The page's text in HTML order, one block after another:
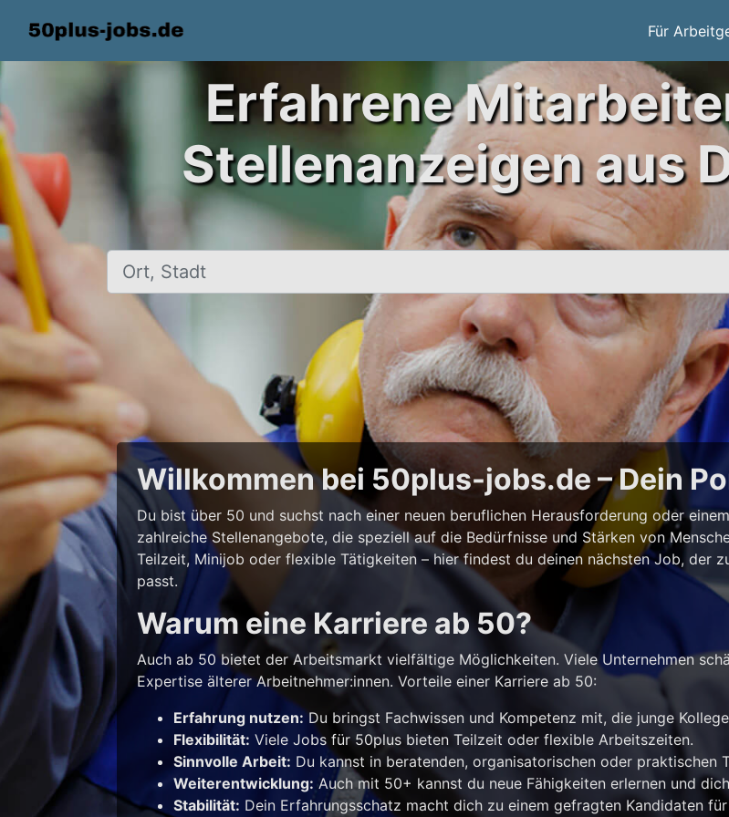
Für
Erfahrene
Stellenanzeigen aus
Ort, Stadt
Willkommen bei 50plus-jobs.de – Dein
Du bist über 50 und suchst nach einer neuen beruflichen Herausforderung oder
zahlreiche Stellenangebote, die speziell auf die Bedürfnisse und Stärken von
Teilzeit, Minijob oder flexible Tätigkeiten – hier findest du deinen nächsten Job, der
passt.
Warum eine Karriere ab 50?
Auch ab 50 bietet der Arbeitsmarkt vielfältige Möglichkeiten. Viele Unternehmen
Expertise älterer Arbeitnehmer:innen. Vorteile einer Karriere ab 50:
Erfahrung nutzen: Du bringst Fachwissen und Kompetenz mit, die junge
Flexibilität: Viele Jobs für 50plus bieten Teilzeit oder flexible Arbeitszeiten.
Sinnvolle Arbeit: Du kannst in beratenden, organisatorischen oder praktischen
Weiterentwicklung: Auch mit 50+ kannst du neue Fähigkeiten erlernen und
Stabilität: Dein Erfahrungsschatz macht dich zu einem gefragten Kandidaten